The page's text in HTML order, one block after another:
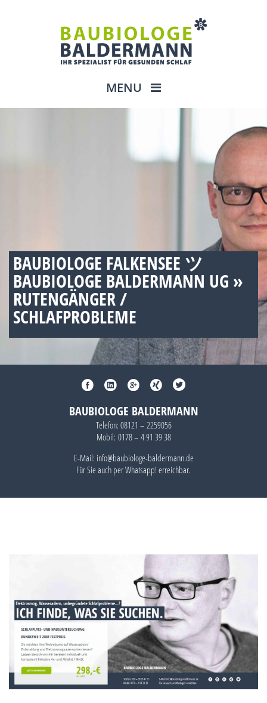
MENU
BAUBIOLOGE FALKENSEE ツ
BAUBIOLOGE BALDERMANN UG »
RUTENGÄNGER /
SCHLAFPROBLEME
BAUBIOLOGE BALDERMANN
Telefon: 08121 – 2259056
Mobil: 0178 – 4 91 39 38
E-Mail: info@baubiologe-baldermann.de
Für Sie auch perWhatsapp!erreichbar.